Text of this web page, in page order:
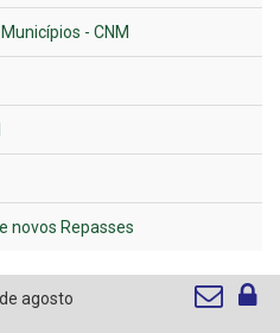
- CNM
novos Repasses
agosto